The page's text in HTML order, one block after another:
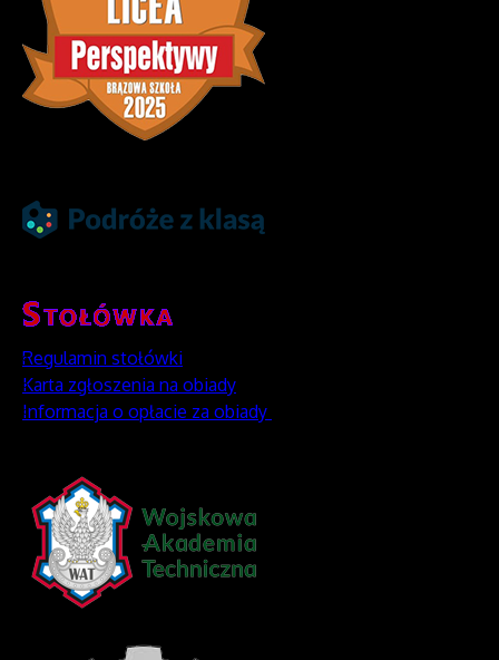
Regulamin stołówki
Karta zgłoszenia na obiady
Informacja o opłacie za obiady